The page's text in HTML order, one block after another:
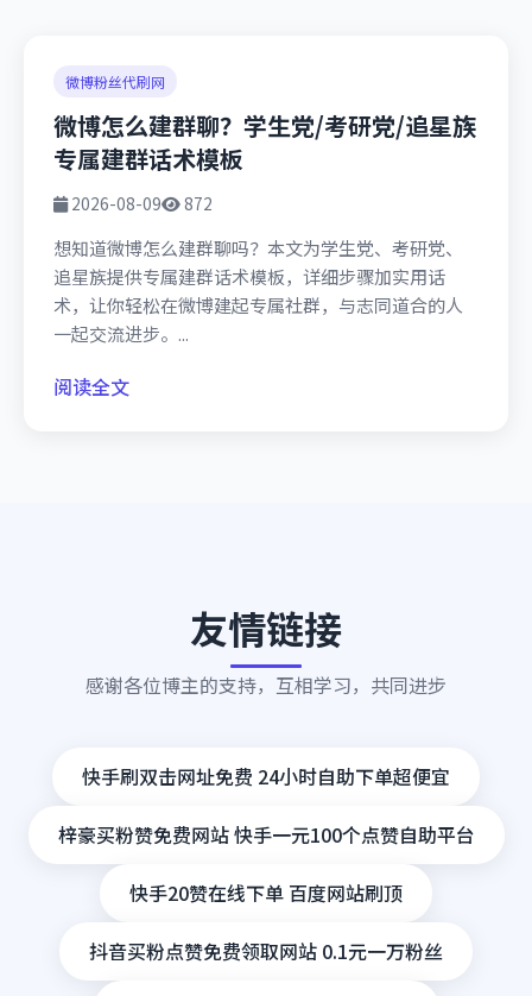
微博粉丝代刷网
微博怎么建群聊？学生党/考研党/追星族
专属建群话术模板
2026-08-09 872
想知道微博怎么建群聊吗？本文为学生党、考研党、
追星族提供专属建群话术模板，详细步骤加实用话
术，让你轻松在微博建起专属社群，与志同道合的人
一起交流进步。...
阅读全文
友情链接
感谢各位博主的支持，互相学习，共同进步
快手刷双击网址免费 24小时自助下单超便宜
梓豪买粉赞免费网站 快手一元100个点赞自助平台
快手20赞在线下单 百度网站刷顶
抖音买粉点赞免费领取网站 0.1元一万粉丝